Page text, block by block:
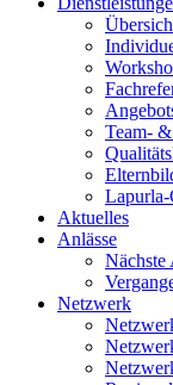
Team-
Lapurla-
Aktuelles
Anlässe
Nächste
Netzwerk